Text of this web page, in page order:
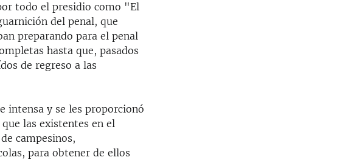
todo el presidio como "El
del penal, que
preparando para el penal
hasta que, pasados
de regreso a las
intensa y se les proporcionó
las existentes en el
campesinos,
para obtener de ellos